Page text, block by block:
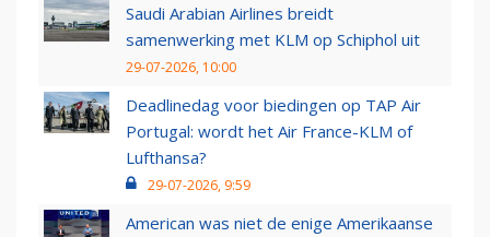
Saudi Arabian Airlines breidt
samenwerking met KLM op Schiphol uit
29-07-2026, 10:00
Deadlinedag voor biedingen op TAP Air
Portugal: wordt het Air France-KLM of
Lufthansa?
29-07-2026, 9:59
American was niet de enige Amerikaanse